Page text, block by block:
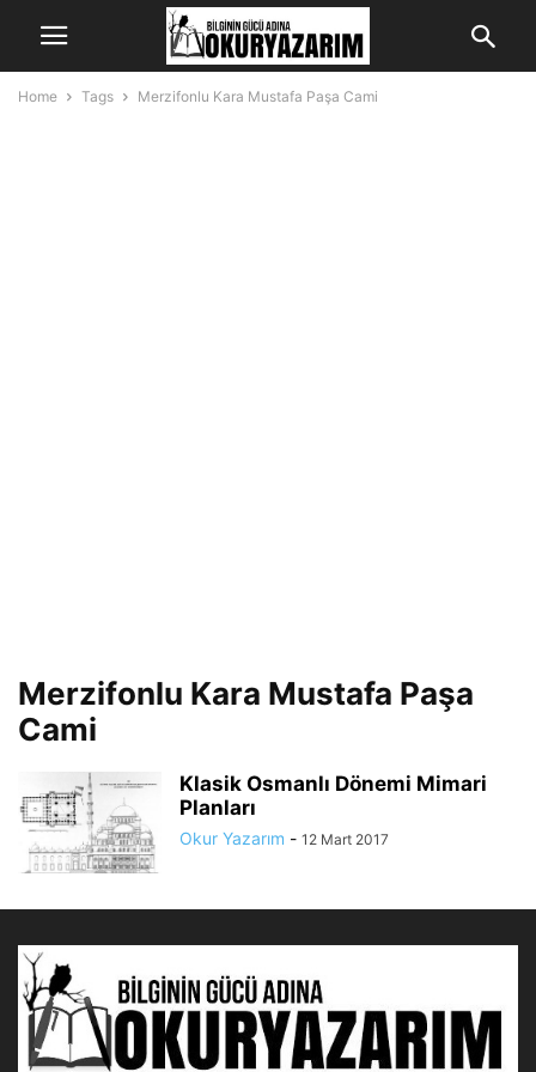
Home Tags Merzifonlu Kara Mustafa Paşa Cami
Merzifonlu Kara Mustafa Paşa
Cami
Klasik Osmanlı Dönemi Mimari
Planları
Okur Yazarım - 12 Mart 2017